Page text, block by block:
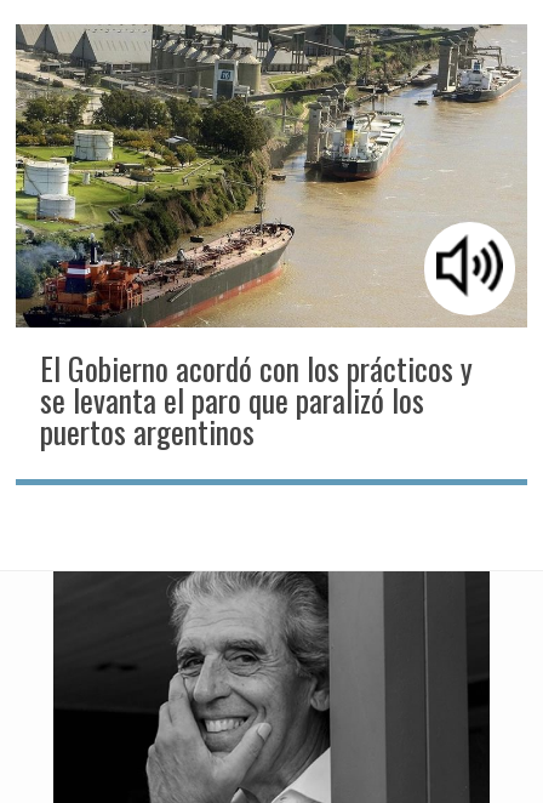
El Gobierno acordó con los prácticos y
se levanta el paro que paralizó los
puertos argentinos